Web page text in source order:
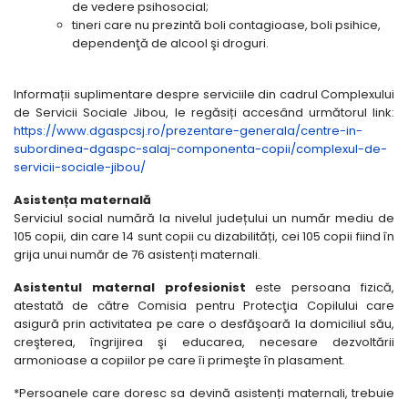
de vedere psihosocial;
tineri care nu prezintă boli contagioase, boli psihice,
dependenţă de alcool şi droguri.
Informații suplimentare despre serviciile din cadrul Complexului
de Servicii Sociale Jibou, le regăsiți accesând următorul link:
https://www.dgaspcsj.ro/prezentare-generala/centre-in-
subordinea-dgaspc-salaj-componenta-copii/complexul-de-
servicii-sociale-jibou/
Asistența maternală
Serviciul social numără la nivelul județului un număr mediu de
105 copii, din care 14 sunt copii cu dizabilități, cei 105 copii fiind în
grija unui număr de 76 asistenți maternali.
Asistentul maternal profesionist este persoana fizică,
atestată de către Comisia pentru Protecţia Copilului care
asigură prin activitatea pe care o desfăşoară la domiciliul său,
creşterea, îngrijirea şi educarea, necesare dezvoltării
armonioase a copiilor pe care îi primeşte în plasament.
*Persoanele care doresc sa devină asistenți maternali, trebuie